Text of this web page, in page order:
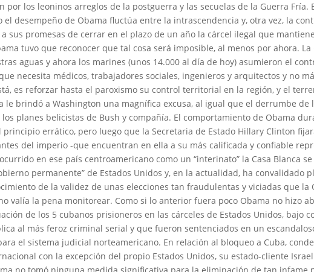
por los leoninos arreglos de la postguerra y las secuelas de la Guerra Fría.
el desempeño de Obama fluctúa entre la intrascendencia y, otra vez, la
a sus promesas de cerrar en el plazo de un año la cárcel ilegal que
tuvo que reconocer que tal cosa será imposible, al menos por ahora. La
aguas y ahora los marines (unos 14.000 al día de hoy) asumieron el
necesita médicos, trabajadores sociales, ingenieros y arquitectos y no
es reforzar hasta el paroxismo su control territorial en la región, y el
le brindó a Washington una magnífica excusa, al igual que el derrumbe de
planes belicistas de Bush y compañía. El comportamiento de Obama
principio errático, pero luego que la Secretaria de Estado Hillary Clinton
del imperio -que encuentran en ella a su más calificada y confiable
en ese país centroamericano como un “interinato” la Casa Blanca
permanente” de Estados Unidos y, en la actualidad, ha convalidado
de la validez de unas elecciones tan fraudulentas y viciadas que la
valía la pena monitorear. Como si lo anterior fuera poco Obama no hizo
de los 5 cubanos prisioneros en las cárceles de Estados Unidos, bajo
al más feroz criminal serial y que fueron sentenciados en un
el sistema judicial norteamericano. En relación al bloqueo a Cuba,
con la excepción del propio Estados Unidos, su estado-cliente